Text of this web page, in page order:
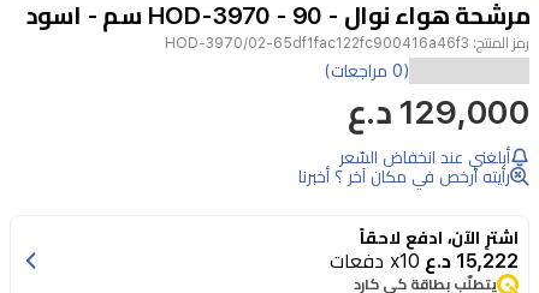
3
مرشحة هواء نوال - HOD-3970 - 90 سم - اسود
رمز المنتج: HOD-3970/02-65df1fac122fc900416a46f3
(0 مراجعات)
129,000 د.ع
أبلغني عند انخفاض السّعر
رأيته أرخص في مكان آخر ؟ أخبرنا
اشترِ الآن، ادفع لاحقاً
15,222 د.ع x10 دفعات
يتطلّب بطاقة كي كارد